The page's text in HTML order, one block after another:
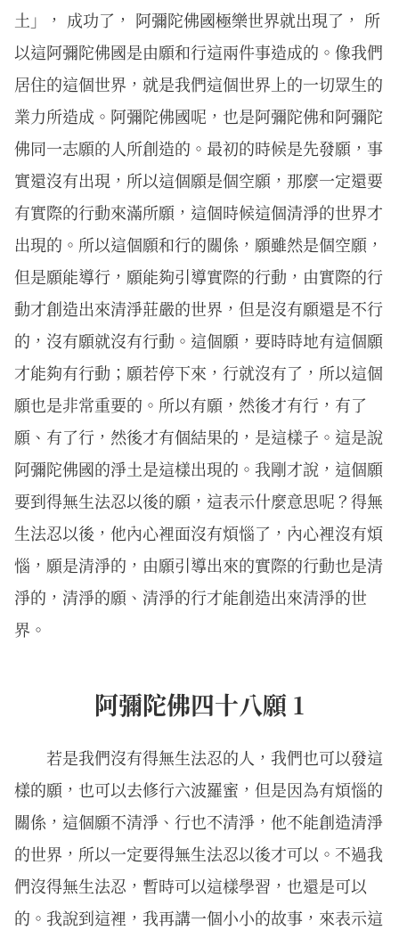
土」， 成功了， 阿彌陀佛國極樂世界就出現了， 所
以這阿彌陀佛國是由願和行這兩件事造成的。像我們
居住的這個世界，就是我們這個世界上的一切眾生的
業力所造成。阿彌陀佛國呢，也是阿彌陀佛和阿彌陀
佛同一志願的人所創造的。最初的時候是先發願，事
實還沒有出現，所以這個願是個空願，那麼一定還要
有實際的行動來滿所願，這個時候這個清淨的世界才
出現的。所以這個願和行的關係，願雖然是個空願，
但是願能導行，願能夠引導實際的行動，由實際的行
動才創造出來清淨莊嚴的世界，但是沒有願還是不行
的，沒有願就沒有行動。這個願，要時時地有這個願
才能夠有行動；願若停下來，行就沒有了，所以這個
願也是非常重要的。所以有願，然後才有行，有了
願、有了行，然後才有個結果的，是這樣子。這是說
阿彌陀佛國的淨土是這樣出現的。我剛才說，這個願
要到得無生法忍以後的願，這表示什麼意思呢？得無
生法忍以後，他內心裡面沒有煩惱了，內心裡沒有煩
惱，願是清淨的，由願引導出來的實際的行動也是清
淨的，清淨的願、清淨的行才能創造出來清淨的世
界。
阿彌陀佛四十八願 1
若是我們沒有得無生法忍的人，我們也可以發這
樣的願，也可以去修行六波羅蜜，但是因為有煩惱的
關係，這個願不清淨、行也不清淨，他不能創造清淨
的世界，所以一定要得無生法忍以後才可以。不過我
們沒得無生法忍，暫時可以這樣學習，也還是可以
的。我說到這裡，我再講一個小小的故事，來表示這